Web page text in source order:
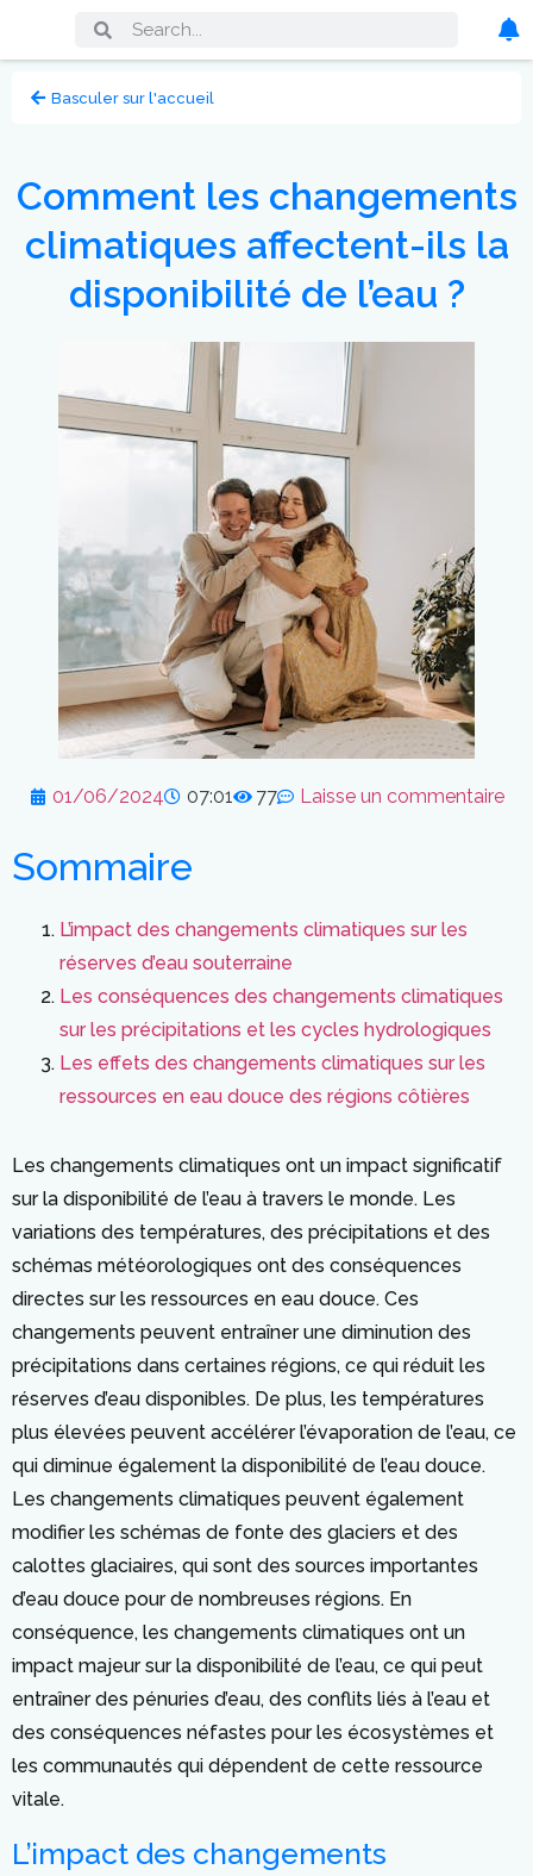
Basculer sur l'accueil
Comment les changements
climatiques affectent-ils la
disponibilité de l’eau ?
01/06/2024 07:01 77 Laisse un commentaire
Sommaire
L’impact des changements climatiques sur les
réserves d’eau souterraine
Les conséquences des changements climatiques
sur les précipitations et les cycles hydrologiques
Les effets des changements climatiques sur les
ressources en eau douce des régions côtières
Les changements climatiques ont un impact significatif
sur la disponibilité de l’eau à travers le monde. Les
variations des températures, des précipitations et des
schémas météorologiques ont des conséquences
directes sur les ressources en eau douce. Ces
changements peuvent entraîner une diminution des
précipitations dans certaines régions, ce qui réduit les
réserves d’eau disponibles. De plus, les températures
plus élevées peuvent accélérer l’évaporation de l’eau, ce
qui diminue également la disponibilité de l’eau douce.
Les changements climatiques peuvent également
modifier les schémas de fonte des glaciers et des
calottes glaciaires, qui sont des sources importantes
d’eau douce pour de nombreuses régions. En
conséquence, les changements climatiques ont un
impact majeur sur la disponibilité de l’eau, ce qui peut
entraîner des pénuries d’eau, des conflits liés à l’eau et
des conséquences néfastes pour les écosystèmes et
les communautés qui dépendent de cette ressource
vitale.
L’impact des changements